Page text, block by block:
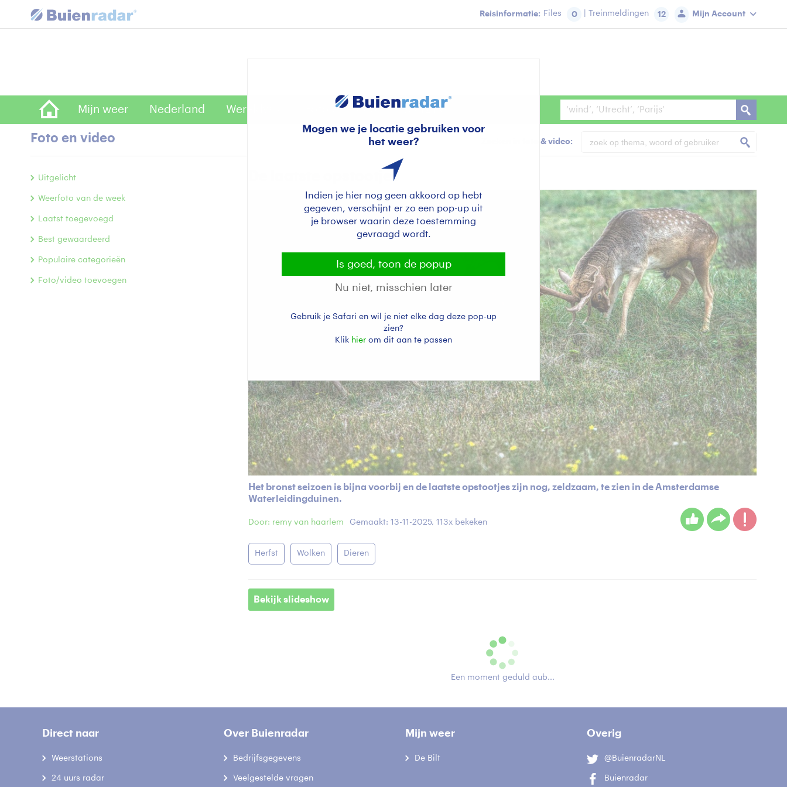
Mijn Account
Reisinformatie: Files 0 | Treinmeldingen 12
Mijn weer Nederland Wereldwijd Foto en video Weerzine
Foto en video Zoeken in foto & video:
De laatste opstootjes
Het bronst seizoen is bijna voorbij en de laatste opstootjes zijn nog, zeldzaam, te zien in de Amsterdamse
Waterleidingduinen.
Door: remy van haarlem Gemaakt: 13-11-2025, 113x bekeken
Herfst Wolken Dieren
Bekijk slideshow
Een moment geduld aub...
Uitgelicht
Weerfoto van de week
Laatst toegevoegd
Best gewaardeerd
Populaire categorieën
Foto/video toevoegen
Direct naar
Weerstations
24 uurs radar
Over Buienradar
Bedrijfsgegevens
Veelgestelde vragen
Mijn weer
De Bilt
Overig
@BuienradarNL
Buienradar
Mogen we je locatie gebruiken voor
het weer?
Indien je hier nog geen akkoord op hebt
gegeven, verschijnt er zo een pop-up uit
je browser waarin deze toestemming
gevraagd wordt.
Is goed, toon de popup
Nu niet, misschien later
Gebruik je Safari en wil je niet elke dag deze pop-up
zien?
Klik hier om dit aan te passen